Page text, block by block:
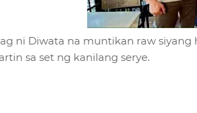
ni Diwata na muntikan raw siyang
sa set ng kanilang serye.